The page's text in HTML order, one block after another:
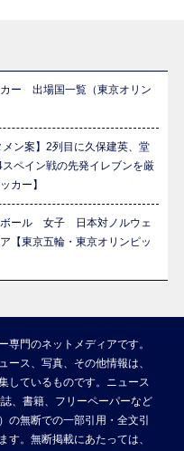
ー 出場国一覧（東京オリン
メン案】2列目に久保建英、堂
ペイン戦の先発イレブンを厳
カー】
ボール 女子 日本対ノルウェ
【東京五輪・東京オリンピッ
専門のネットメディアです。
ース、写真、その他情報は、
しているものです。ニュース
、書籍、フリーペーパーなど
の無断での一部引用・全文引
す。無断掲載にあたっては、